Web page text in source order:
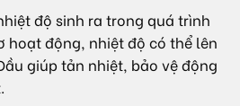
độ sinh ra trong quá trình
hoạt động, nhiệt độ có thể lên
giúp tản nhiệt, bảo vệ động